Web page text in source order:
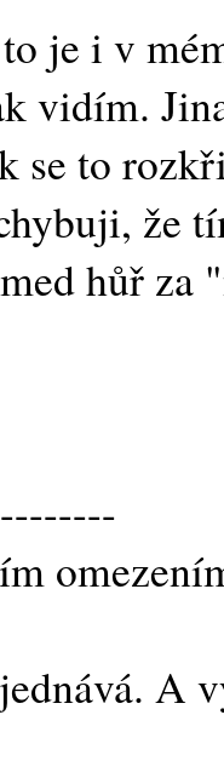
je i v
vidím.
se to
že
hůř
A